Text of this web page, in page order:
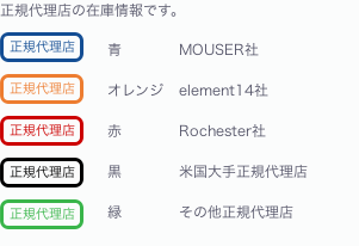
正規代理店の在庫情報です。
正規代理店
正規代理店
正規代理店
正規代理店
正規代理店
青 MOUSER社
オレンジ element14社
赤 Rochester社
黒 米国大手正規代理店
緑 その他正規代理店